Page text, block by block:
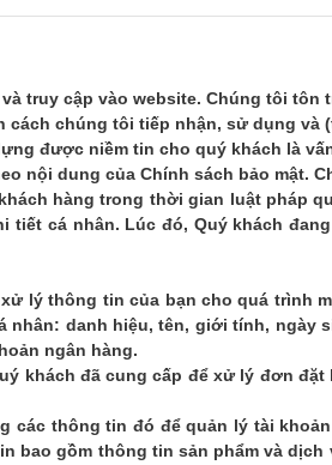
truy cập vào website. Chúng tôi
cách chúng tôi tiếp nhận, sử dụng
được niềm tin cho quý khách là
nội dung của Chính sách bảo mật.
hàng trong thời gian luật pháp
tiết cá nhân. Lúc đó, Quý khách
lý thông tin của bạn cho quá trình
nhân: danh hiệu, tên, giới tính, ngày
ngân hàng.
khách đã cung cấp để xử lý đơn
các thông tin đó để quản lý tài
bao gồm thông tin sản phẩm và